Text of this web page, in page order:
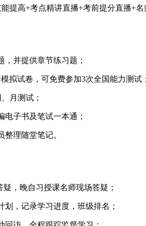
提高+考点精讲直播+考前提分直播+名
，并提供章节练习题；
拟试卷，可免费参加3次全国能力测试；
月测试；
电子书及笔试一本通；
理随堂笔记。
疑，晚自习授课名师现场答疑；
划，记录学习进度，班级排名；